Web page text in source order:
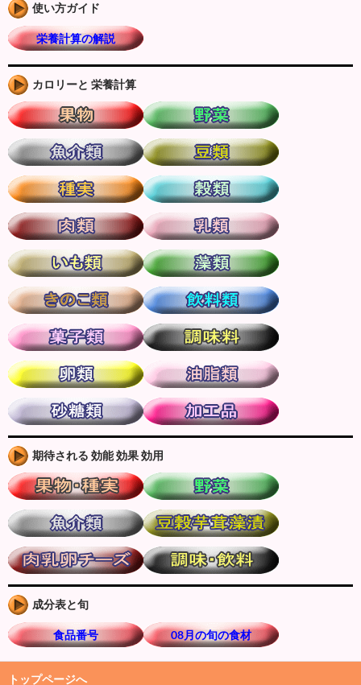
使い方ガイド
栄養計算の解説
カロリーと 栄養計算
期待される 効能 効果 効用
成分表と旬
食品番号 08月の旬の食材
トップページへ